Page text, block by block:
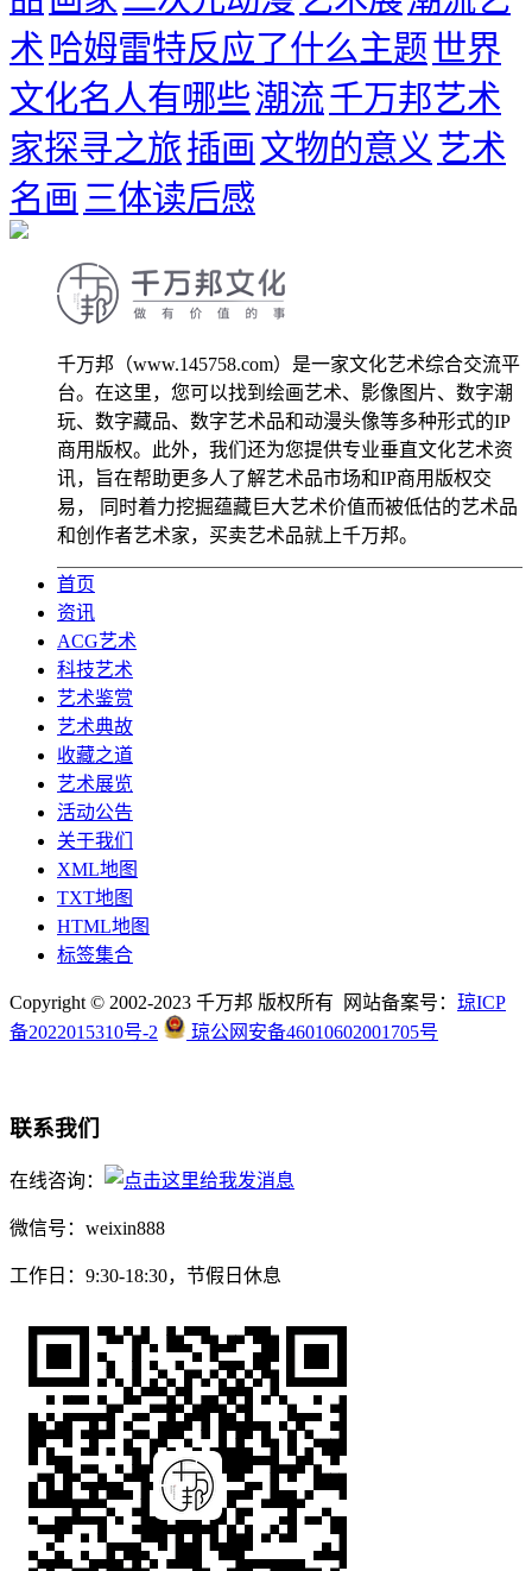
术 哈姆雷特反应了什么主题世界
文化名人有哪些潮流千万邦艺术
家探寻之旅插画 文物的意义 艺术
名画 三体读后感
千万邦（www.145758.com）是一家文化艺术综合交流平
台。在这里，您可以找到绘画艺术、影像图片、数字潮
玩、数字藏品、数字艺术品和动漫头像等多种形式的IP
商用版权。此外，我们还为您提供专业垂直文化艺术资
讯，旨在帮助更多人了解艺术品市场和IP商用版权交
易， 同时着力挖掘蕴藏巨大艺术价值而被低估的艺术品
和创作者艺术家，买卖艺术品就上千万邦。
首页
资讯
ACG艺术
科技艺术
艺术鉴赏
艺术典故
收藏之道
艺术展览
活动公告
关于我们
XML地图
TXT地图
HTML地图
标签集合
Copyright © 2002-2023 千万邦 版权所有 网站备案号： 琼ICP
备2022015310号-2
琼公网安备46010602001705号
联系我们
在线咨询：
微信号：weixin888
工作日：9:30-18:30，节假日休息